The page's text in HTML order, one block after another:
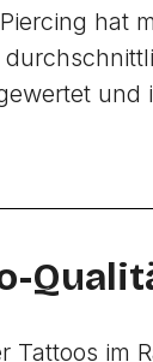
hat
und
Tattoos im